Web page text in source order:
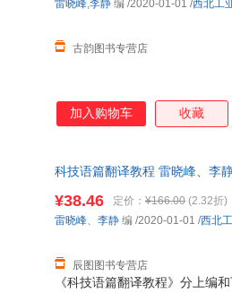
古韵图书专营店
雷晓峰,李静 编 /2020-01-01 /西北工
加入购物车 收藏
科技语篇翻译教程 雷晓峰、李
《科技语篇翻译教程》分上编
¥38.46 定价： ¥166.00 (2.32折)
辰图图书专营店
雷晓峰、 李静 编 /2020-01-01 /西北